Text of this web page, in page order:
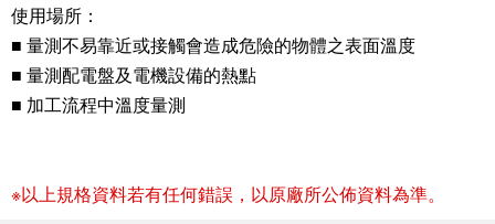
使用場所：
■ 量測不易靠近或接觸會造成危險的物體之表面溫度
■ 量測配電盤及電機設備的熱點
■ 加工流程中溫度量測
※以上規格資料若有任何錯誤，以原廠所公佈資料為準。